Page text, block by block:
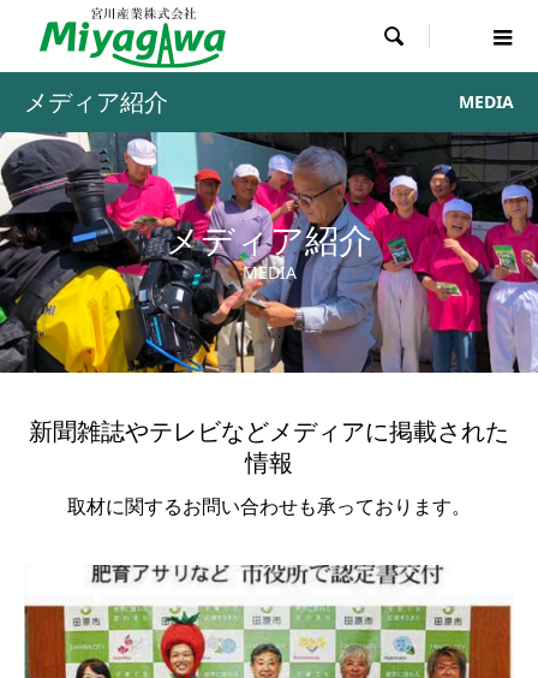

メディア紹介 MEDIA
メディア紹介
MEDIA
新聞雑誌やテレビなどメディアに掲載された
情報
取材に関するお問い合わせも承っております。